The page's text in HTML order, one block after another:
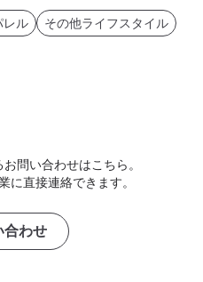
レル
その他ライフスタイル
問い合わせはこちら。
に直接連絡できます。
合わせ